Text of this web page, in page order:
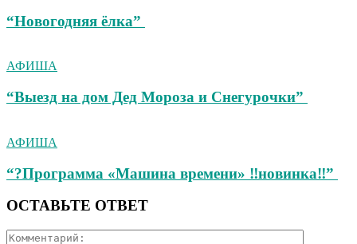
“Новогодняя ёлка”
АФИША
“Выезд на дом Дед Мороза и Снегурочки”
АФИША
“?Программа «Машина времени» ‼новинка‼”
ОСТАВЬТЕ ОТВЕТ